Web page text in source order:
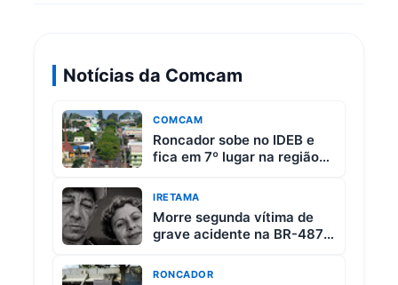
Notícias da Comcam
COMCAM
Roncador sobe no IDEB e
fica em 7º lugar na região
IRETAMA
Morre segunda vítima de
grave acidente na BR-487
RONCADOR